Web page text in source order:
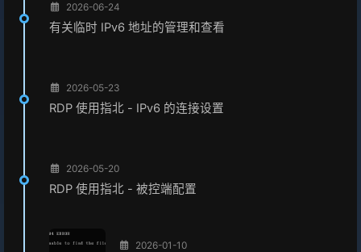
2026-06-24
有关临时 IPv6 地址的管理和查看
2026-05-23
RDP 使用指北 - IPv6 的连接设置
2026-05-20
RDP 使用指北 - 被控端配置
2026-01-10